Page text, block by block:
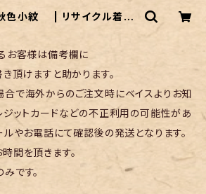
色小紋 | リサイクル着物
お客様は備考欄に
頂けますと助かります。
で海外からのご注文時にベイスよりお知
ジットカードなどの不正利用の可能性があ
やお電話にて確認後の発送となります。
間を頂きます。
です。